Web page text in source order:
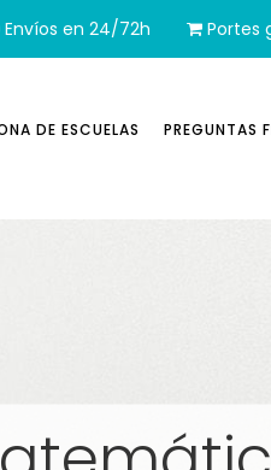
Envíos en 24/72h Portes
DE ESCUELAS PREGUNTAS